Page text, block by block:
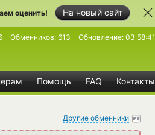
На новый сайт
оценить!
Помощь FAQ Контакты
Обменников: 613 Обновление: 03:58:41
Другие обменники